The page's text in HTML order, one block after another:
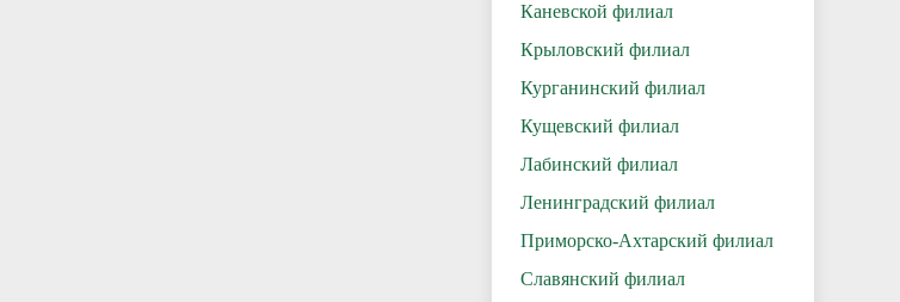
Каневской филиал
Крыловский филиал
Курганинский филиал
Кущевский филиал
Лабинский филиал
Ленинградский филиал
Приморско-Ахтарский филиал
Славянский филиал